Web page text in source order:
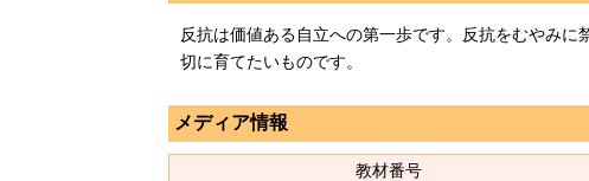
反抗は価値ある自立への第一歩です。反抗をむやみ
切に育てたいものです。
メディア情報
教材番号